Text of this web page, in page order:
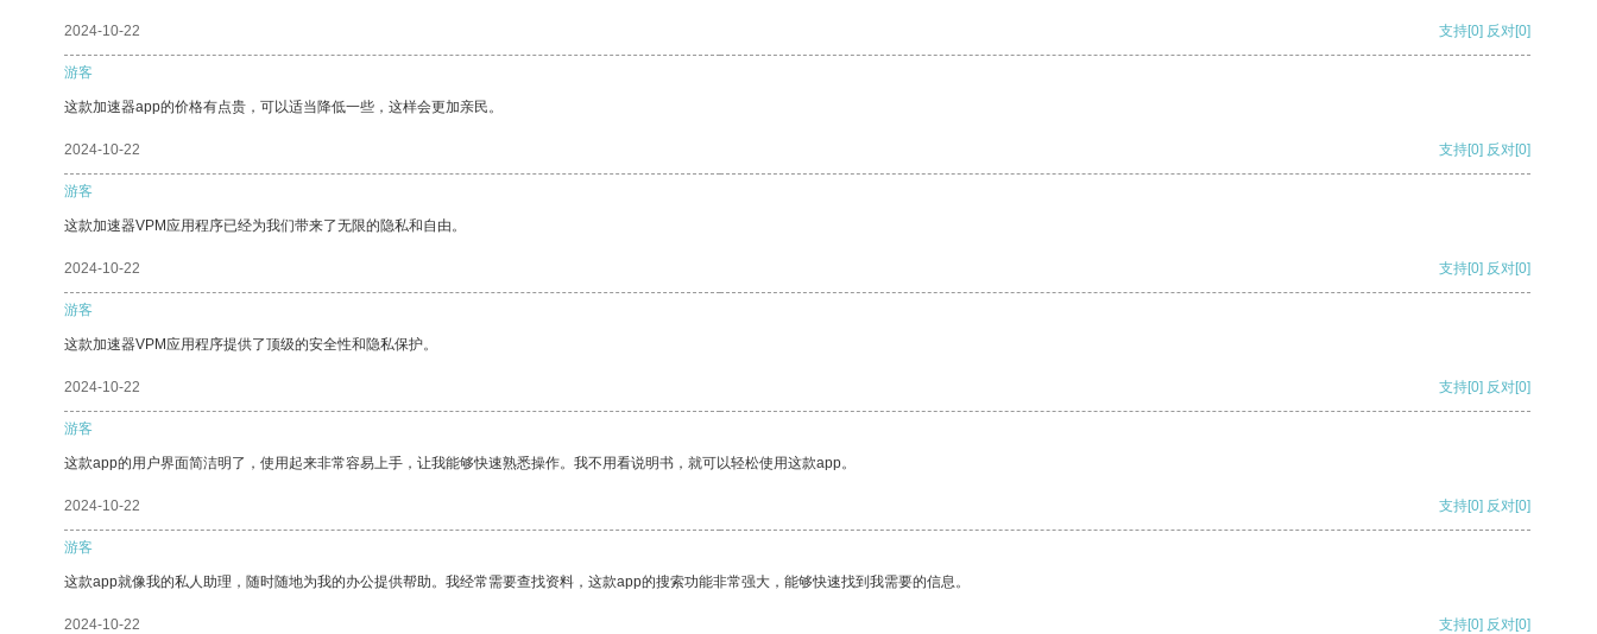
2024-10-22 支持[0] 反对[0]
游客
这款加速器app的价格有点贵，可以适当降低一些，这样会更加亲民。
2024-10-22 支持[0] 反对[0]
游客
这款加速器VPM应用程序已经为我们带来了无限的隐私和自由。
2024-10-22 支持[0] 反对[0]
游客
这款加速器VPM应用程序提供了顶级的安全性和隐私保护。
2024-10-22 支持[0] 反对[0]
游客
这款app的用户界面简洁明了，使用起来非常容易上手，让我能够快速熟悉操作。我不用看说明书，就可以轻松使用这款app。
2024-10-22 支持[0] 反对[0]
游客
这款app就像我的私人助理，随时随地为我的办公提供帮助。我经常需要查找资料，这款app的搜索功能非常强大，能够快速找到我需要的信息。
2024-10-22 支持[0] 反对[0]